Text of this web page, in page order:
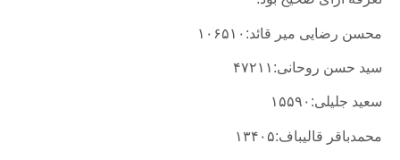
محسن رضایی میر قائد:۱۰۶۵۱۰
سید حسن روحانی:۴۷۲۱۱
سعید جلیلی:۱۵۵۹۰
محمدباقر قالیباف:۱۳۴۰۵